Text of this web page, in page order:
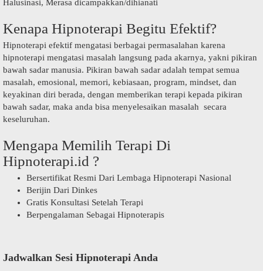
Halusinasi, Merasa dicampakkan/dihianati
Kenapa Hipnoterapi Begitu Efektif?
Hipnoterapi efektif mengatasi berbagai permasalahan karena
hipnoterapi mengatasi masalah langsung pada akarnya, yakni pikiran
bawah sadar manusia. Pikiran bawah sadar adalah tempat semua
masalah, emosional, memori, kebiasaan, program, mindset, dan
keyakinan diri berada, dengan memberikan terapi kepada pikiran
bawah sadar, maka anda bisa menyelesaikan masalah secara
keseluruhan.
Mengapa Memilih Terapi Di
Hipnoterapi.id ?
Bersertifikat Resmi Dari Lembaga Hipnoterapi Nasional
Berijin Dari Dinkes
Gratis Konsultasi Setelah Terapi
Berpengalaman Sebagai Hipnoterapis
Jadwalkan Sesi Hipnoterapi Anda